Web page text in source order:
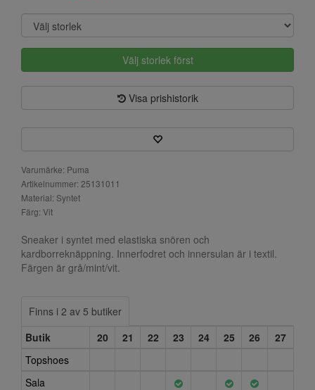
Välj storlek först
Visa prishistorik
Varumärke: Puma
Artikelnummer: 25131011
Material: Syntet
Färg: Vit
Sneaker i syntet med elastiska snören och
kardborreknäppning. Innerfodret och innersulan är i textil.
Färgen är grå/mint/vit.
Finns i 2 av 5 butiker
Butik
20 21 22 23 24 25 26
27
Topshoes
Sala